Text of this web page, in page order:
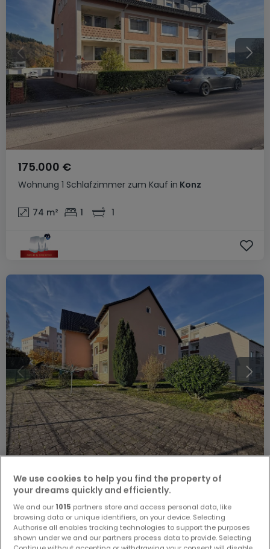
Wohnung 1 Schlafzimmer zum Kauf in Konz
175.000 €
74 m² 1 1
Wohnung 4 Schlafzimmer zum Kauf inKonz
249.000 €
114 m² 4 1
We use cookies to help you find the property of
your dreams quickly and efficiently.
We and our 1015 partners store and access personal data, like
browsing data or unique identifiers, on your device. Selecting
Authorise all enables tracking technologies to support the purposes
shown under we and our partners process data to provide. Selecting